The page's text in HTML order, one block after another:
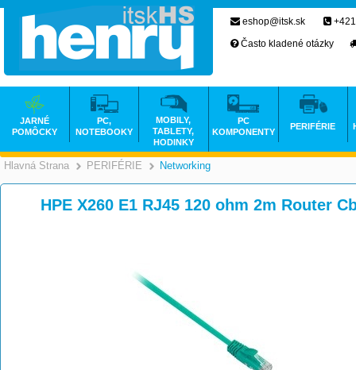
Hlavná Strana >
PERIFÉRIE >
Networking
HPE X260 E1 RJ45 120 ohm 2m Router
eshop@itsk.sk
Často kladené otázky
JARNÉ
POMÔCKY
PC,
NOTEBOOKY
MOBILY,
TABLETY,
HODINKY
PC
KOMPONENTY
PERIFÉRIE